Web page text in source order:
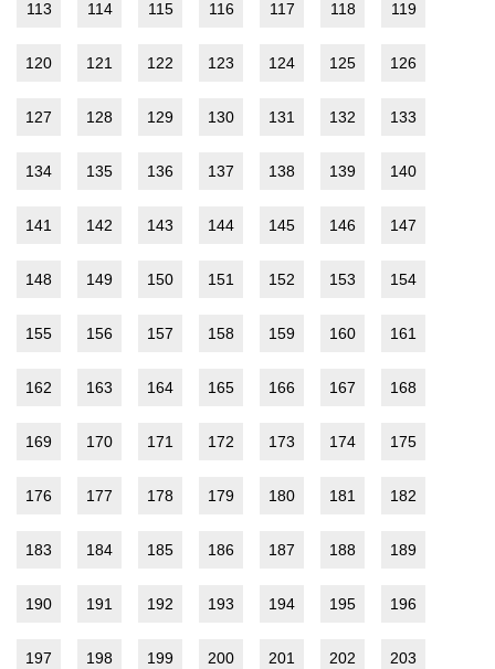
113 114 115 116 117 118 119
120 121 122 123 124 125 126
127 128 129 130 131 132 133
134 135 136 137 138 139 140
141 142 143 144 145 146 147
148 149 150 151 152 153 154
155 156 157 158 159 160 161
162 163 164 165 166 167 168
169 170 171 172 173 174 175
176 177 178 179 180 181 182
183 184 185 186 187 188 189
190 191 192 193 194 195 196
197 198 199 200 201 202 203